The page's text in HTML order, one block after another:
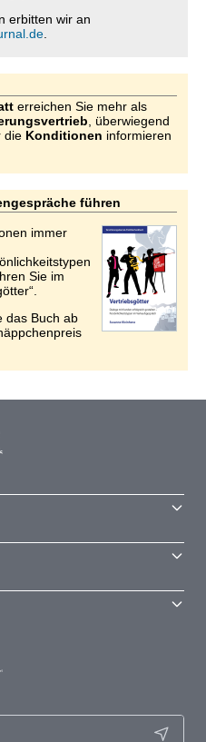
erbitten wir an
erreichen Sie mehr als
, überwiegend
die Konditionen informieren
führen
immer
Sie im
das Buch ab